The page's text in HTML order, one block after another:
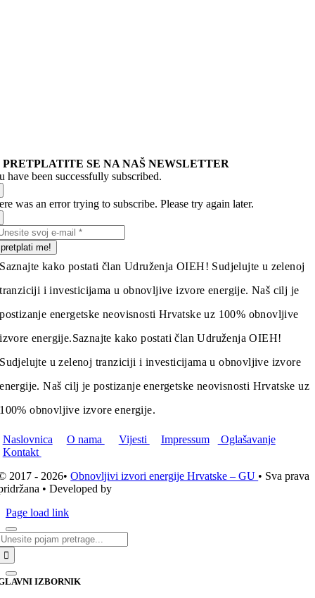
PRETPLATITE SE NA NAŠ NEWSLETTER
have been successfully subscribed.
was an error trying to subscribe. Please try again later.
pretplati me!
Saznajte kako postati član Udruženja OIEH! Sudjelujte u zelenoj
tranziciji i investicijama u obnovljive izvore energije. Naš cilj je
postizanje energetske neovisnosti Hrvatske uz 100% obnovljive
izvore energije.Saznajte kako postati član Udruženja OIEH!
Sudjelujte u zelenoj tranziciji i investicijama u obnovljive izvore
energije. Naš cilj je postizanje energetske neovisnosti Hrvatske uz
100% obnovljive izvore energije.
Naslovnica O nama Vijesti Impressum
Oglašavanje
Kontakt
2017 - 2026•Obnovljivi izvori energije Hrvatske – GU • Sva prava
• Developed by
Page load link
IZBORNIK